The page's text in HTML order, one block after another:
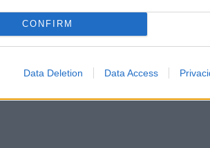
CONFIRM
Data Deletion Data Access